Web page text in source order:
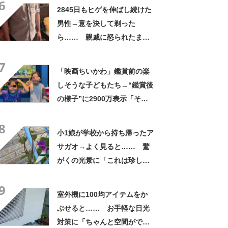
2845日もヒゲを伸ばし続けた
男性→意を決して剃った
ら…… 親戚に怒られたまさ
「映画ちいかわ」鑑賞前の楽
しそうな子どもたち→“鑑賞後
の様子”に2900万表示「そう
小1娘が学校から持ち帰ったア
サガオ→よく見ると…… 驚
がくの光景に「これは珍し
室外機に100均アイテムをか
ぶせると…… お手軽な日光
対策に「ちゃんと空間ができ